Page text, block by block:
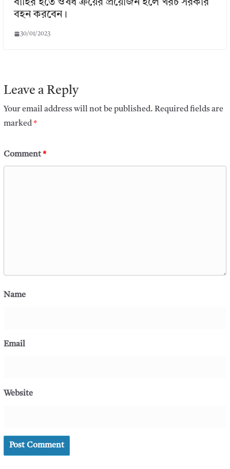
বাহির হতে ঔষধ ক্রয়ের প্রয়োজন হলে খরচ সরকার
বহন করবেন।
30/01/2023
Leave a Reply
Your email address will not be published. Required fields are
marked*
Comment*
Name
Email
Website